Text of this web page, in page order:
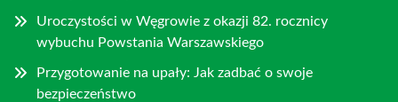
Uroczystości w Węgrowie z okazji 82. rocznicy
wybuchu Powstania Warszawskiego
Przygotowanie na upały: Jak zadbać o swoje
bezpieczeństwo